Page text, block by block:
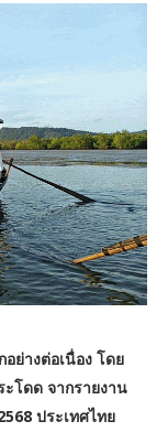
ย่างต่อเนื่อง โดย
โดด จากรายงาน
ประเทศไทย